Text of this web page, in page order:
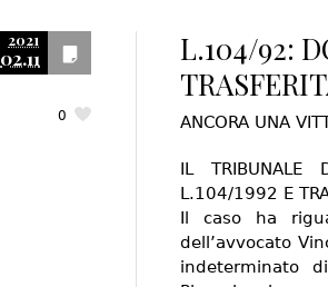
2021
02.11
0
L.104/92:
ANCORA UNA
IL TRIBUNALE
L.104/1992 E
Il caso ha
dell’avvocato
indeterminato